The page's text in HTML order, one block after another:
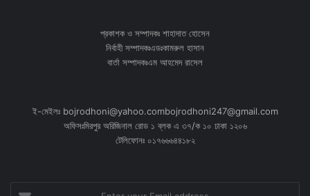
প্রকাশক ও সম্পাদকঃ শাহাদাত হোসেন
নির্বাহী সম্পাদকঃএডঃকামরুল হাসান
বার্তা সম্পাদকঃএম আহমেদ রাসেল
ই-মেইলঃ bojrodhoni@yahoo.combojrodhoni247@gmail.com
অফিসঃমিরপুর অরিজিনাল রোড ১ ব্লক এ ৩৭/ক ১০ ঢাকা ১২০৬
টেলিফোনঃ ০১৭৬৬৬৪৪১৮২